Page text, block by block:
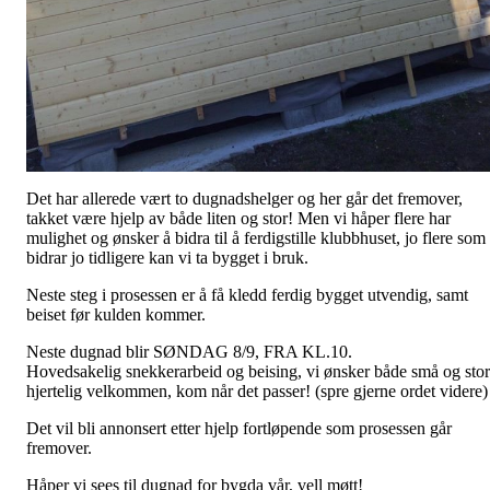
Det har allerede vært to dugnadshelger og her går det fremover,
takket være hjelp av både liten og stor! Men vi håper flere har
mulighet og ønsker å bidra til å ferdigstille klubbhuset, jo flere som
bidrar jo tidligere kan vi ta bygget i bruk.
Neste steg i prosessen er å få kledd ferdig bygget utvendig, samt
beiset før kulden kommer.
Neste dugnad blir SØNDAG 8/9, FRA KL.10.
Hovedsakelig snekkerarbeid og beising, vi ønsker både små og
hjertelig velkommen, kom når det passer! (spre gjerne ordet videre)
Det vil bli annonsert etter hjelp fortløpende som prosessen går
fremover.
Håper vi sees til dugnad for bygda vår, vell møtt!